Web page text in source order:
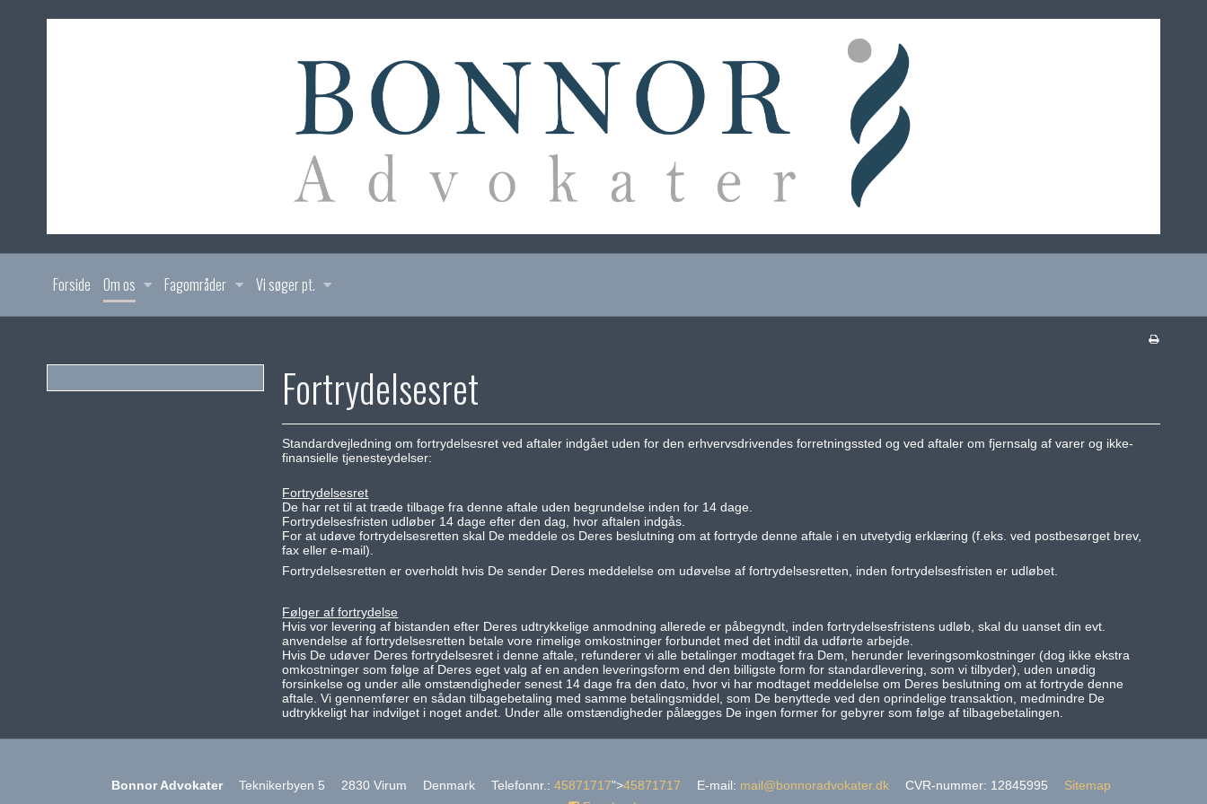
Forside Om os Fagområder Vi søger pt.
Fortrydelsesret
Standardvejledning om fortrydelsesret ved aftaler indgået uden for den erhvervsdrivendes forretningssted og ved aftaler om fjernsalg af varer og ikke-
finansielle tjenesteydelser:
Fortrydelsesret
De har ret til at træde tilbage fra denne aftale uden begrundelse inden for 14 dage.
Fortrydelsesfristen udløber 14 dage efter den dag, hvor aftalen indgås.
For at udøve fortrydelsesretten skal De meddele os Deres beslutning om at fortryde denne aftale i en utvetydig erklæring (f.eks. ved postbesørget brev,
fax eller e-mail).
Fortrydelsesretten er overholdt hvis De sender Deres meddelelse om udøvelse af fortrydelsesretten, inden fortrydelsesfristen er udløbet.
Følger af fortrydelse
Hvis vor levering af bistanden efter Deres udtrykkelige anmodning allerede er påbegyndt, inden fortrydelsesfristens udløb, skal du uanset din evt.
anvendelse af fortrydelsesretten betale vore rimelige omkostninger forbundet med det indtil da udførte arbejde.
Hvis De udøver Deres fortrydelsesret i denne aftale, refunderer vi alle betalinger modtaget fra Dem, herunder leveringsomkostninger (dog ikke ekstra
omkostninger som følge af Deres eget valg af en anden leveringsform end den billigste form for standardlevering, som vi tilbyder), uden unødig
forsinkelse og under alle omstændigheder senest 14 dage fra den dato, hvor vi har modtaget meddelelse om Deres beslutning om at fortryde denne
aftale. Vi gennemfører en sådan tilbagebetaling med samme betalingsmiddel, som De benyttede ved den oprindelige transaktion, medmindre De
udtrykkeligt har indvilget i noget andet. Under alle omstændigheder pålægges De ingen former for gebyrer som følge af tilbagebetalingen.
Bonnor Advokater Teknikerbyen 5 2830 Virum Denmark Telefonnr. : 45871717">45871717 E-mail: mail@bonnoradvokater.dk CVR-nummer: 12845995
Sitemap